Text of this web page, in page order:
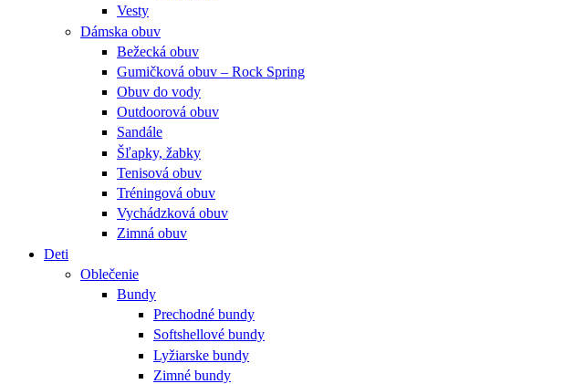
Vesty
Dámska obuv
Bežecká obuv
Gumičková obuv – Rock Spring
Obuv do vody
Outdoorová obuv
Sandále
Šľapky, žabky
Tenisová obuv
Tréningová obuv
Vychádzková obuv
Zimná obuv
Deti
Oblečenie
Bundy
Prechodné bundy
Softshellové bundy
Lyžiarske bundy
Zimné bundy